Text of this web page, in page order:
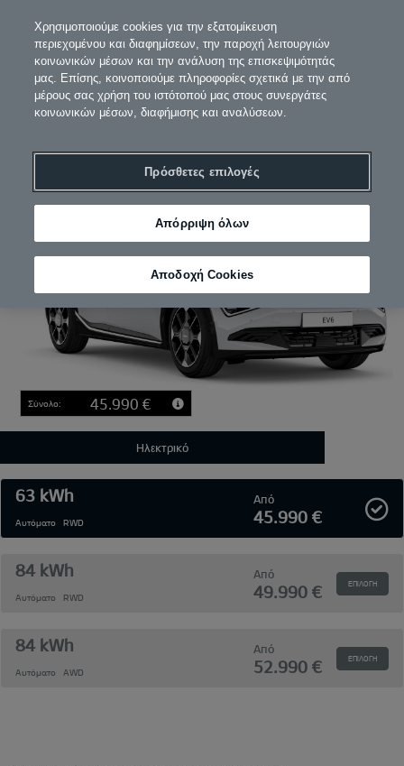
1 2. Κινητήρας 3 4
Σύνολο: 45.990 €
Ηλεκτρικό
63 kWh
Αυτόματο RWD
Από
45.990 €
84 kWh
Αυτόματο RWD
Από
49.990 € ΕΠΙΛΟΓΉ
84 kWh
Αυτόματο AWD
Από
52.990 € ΕΠΙΛΟΓΉ
Χρησιμοποιούμε cookies για την εξατομίκευση
περιεχομένου και διαφημίσεων, την παροχή λειτουργιών
κοινωνικών μέσων και την ανάλυση της επισκεψιμότητάς
μας. Επίσης, κοινοποιούμε πληροφορίες σχετικά με την από
μέρους σας χρήση του ιστότοπού μας στους συνεργάτες
κοινωνικών μέσων, διαφήμισης και αναλύσεων.
Πρόσθετες επιλογές
Απόρριψη όλων
Αποδοχή Cookies